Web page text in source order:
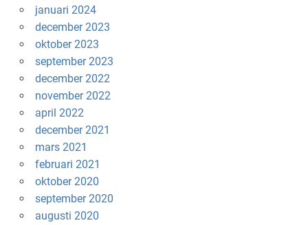
januari 2024
december 2023
oktober 2023
september 2023
december 2022
november 2022
april 2022
december 2021
mars 2021
februari 2021
oktober 2020
september 2020
augusti 2020